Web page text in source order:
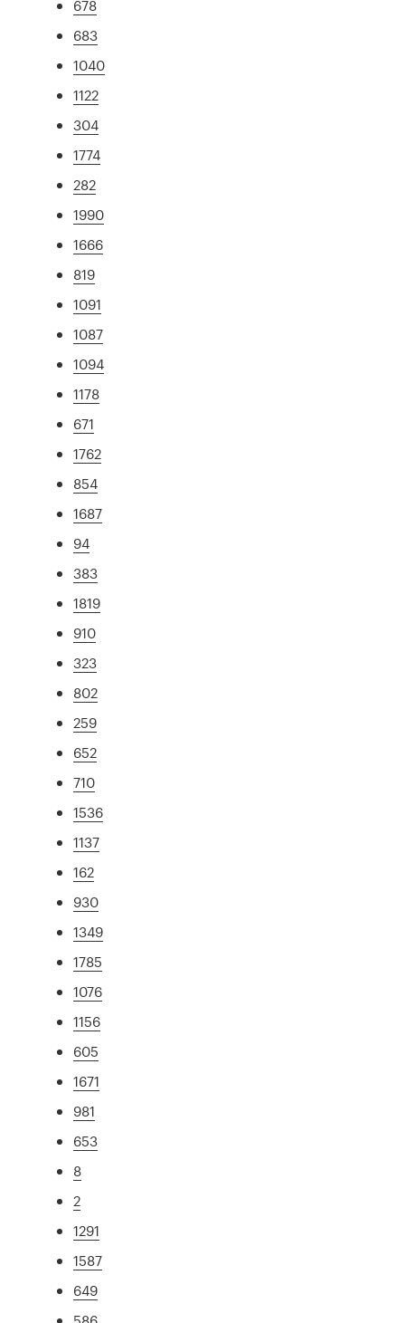
678
683
1040
1122
304
1774
282
1990
1666
819
1091
1087
1094
1178
671
1762
854
1687
94
383
1819
910
323
802
259
652
710
1536
1137
162
930
1349
1785
1076
1156
605
1671
981
653
8
2
1291
1587
649